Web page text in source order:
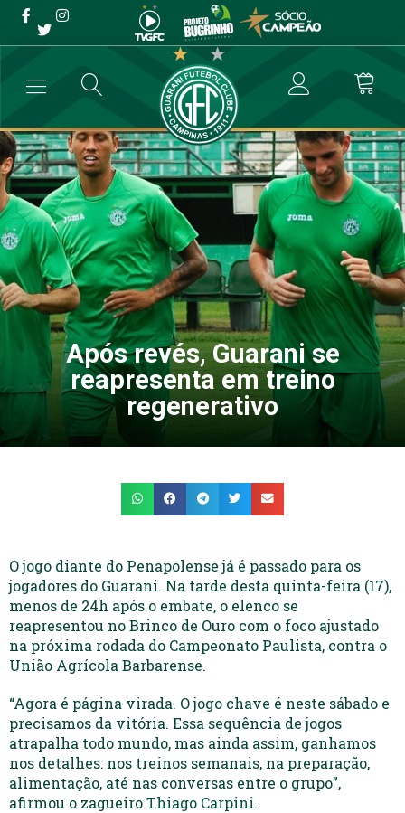
Após revés, Guarani se
reapresenta em treino
regenerativo
→ Futebol Profissional → Após revés, Guarani se reapresenta em
Após revés, Guarani se
reapresenta em treino
regenerativo
O jogo diante do Penapolense já é passado para os
jogadores do Guarani. Na tarde desta quinta-feira (17),
menos de 24h após o embate, o elenco se
reapresentou no Brinco de Ouro com o foco ajustado
na próxima rodada do Campeonato Paulista, contra o
União Agrícola Barbarense.
“Agora é página virada. O jogo chave é neste sábado e
precisamos da vitória. Essa sequência de jogos
atrapalha todo mundo, mas ainda assim, ganhamos
nos detalhes: nos treinos semanais, na preparação,
alimentação, até nas conversas entre o grupo”,
afirmou o zagueiroThiago Carpini.